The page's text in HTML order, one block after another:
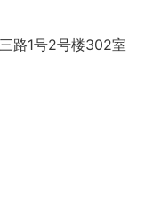
路1号2号楼302室